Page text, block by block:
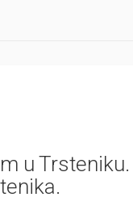
u Trsteniku.